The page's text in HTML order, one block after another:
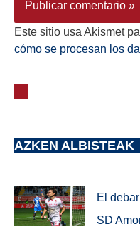
Este sitio usa Akismet
cómo se procesan los
AZKEN ALBISTEAK
El
SD